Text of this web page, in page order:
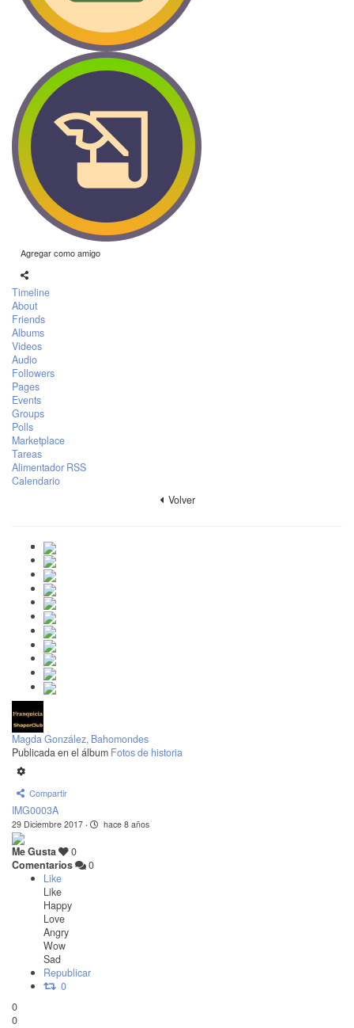
Agregar como amigo
Timeline
About
Friends
Albums
Videos
Audio
Followers
Pages
Events
Groups
Polls
Marketplace
Tareas
Alimentador RSS
Calendario
Volver
Magda González, Bahomondes
Publicada en el álbum Fotos de historia
Compartir
IMG0003A
29 Diciembre 2017 · hace 8 años
Me Gusta
0
Comentarios
0
Like
Like
Happy
Love
Angry
Wow
Sad
Republicar
0
0
0